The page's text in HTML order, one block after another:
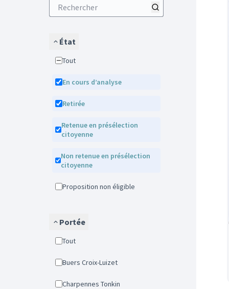
État
Tout
En cours d’analyse
Retirée
Retenue en présélection
citoyenne
Non retenue en présélection
citoyenne
Proposition non éligible
Portée
Tout
Buers Croix-Luizet
Charpennes Tonkin